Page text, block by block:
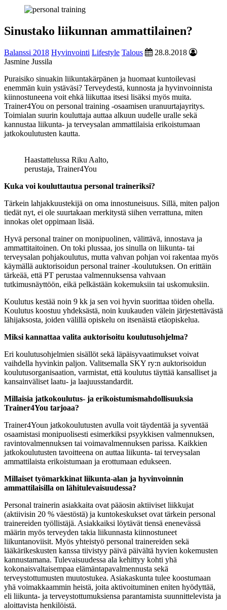
Sinustako liikunnan ammattilainen?
Balanssi 2018 Hyvinvointi Lifestyle Talous
28.8.2018
Jasmine Jussila
Puraisiko sinuakin liikuntakärpänen ja huomaat kuntoilevasi
enemmän kuin ystäväsi? Terveydestä, kunnosta ja hyvinvoinnista
kiinnostuneena voit ehkä liikuttaa itsesi lisäksi myös muita.
Trainer4You on personal training -osaamisen uranuurtajayritys.
Toimialan suurin kouluttaja auttaa alkuun uudelle uralle sekä
kannustaa liikunta- ja terveysalan ammattilaisia erikoistumaan
jatkokoulutusten kautta.
Haastattelussa Riku Aalto,
perustaja, Trainer4You
Kuka voi kouluttautua personal traineriksi?
Tärkein lahjakkuustekijä on oma innostuneisuus. Sillä, miten paljon
tiedät nyt, ei ole suurtakaan merkitystä siihen verrattuna, miten
innokas olet oppimaan lisää.
Hyvä personal trainer on monipuolinen, välittävä, innostava ja
ammattitaitoinen. On toki plussaa, jos sinulla on liikunta- tai
terveysalan pohjakoulutus, mutta vahvan pohjan voi rakentaa myös
käymällä auktorisoidun personal trainer -koulutuksen. On erittäin
tärkeää, että PT perustaa valmennuksensa vahvaan
tutkimusnäyttöön, eikä pelkästään kokemuksiin tai uskomuksiin.
Koulutus kestää noin 9 kk ja sen voi hyvin suorittaa töiden ohella.
Koulutus koostuu yhdeksästä, noin kuukauden välein järjestettävästä
lähijaksosta, joiden välillä opiskelu on itsenäistä etäopiskelua.
Miksi kannattaa valita auktorisoitu koulutusohjelma?
Eri koulutusohjelmien sisällöt sekä läpäisyvaatimukset voivat
vaihdella hyvinkin paljon. Valitsemalla SKY ry:n auktorisoidun
koulutusorganisaation, varmistat, että koulutus täyttää kansalliset ja
kansainväliset laatu- ja laajuusstandardit.
Millaisia jatkokoulutus- ja erikoistumismahdollisuuksia
Trainer4You tarjoaa?
Trainer4Youn jatkokoulutusten avulla voit täydentää ja syventää
osaamistasi monipuolisesti esimerkiksi psyykkisen valmennuksen,
ravintovalmennuksen tai voimavalmennuksen parissa. Kaikkien
jatkokoulutusten tavoitteena on auttaa liikunta- tai terveysalan
ammattilaista erikoistumaan ja erottumaan edukseen.
Millaiset työmarkkinat liikunta-alan ja hyvinvoinnin
ammattilaisilla on lähitulevaisuudessa?
Personal trainerin asiakkaita ovat pääosin aktiiviset liikkujat
(aktiivisin 20 % väestöstä) ja kuntokeskukset ovat tärkein personal
trainereiden työllistäjä. Asiakkaiksi löytävät tiensä enenevässä
määrin myös terveyden takia liikunnasta kiinnostuneet
liikuntanoviisit. Myös yhteistyö personal trainereiden sekä
lääkärikeskusten kanssa tiivistyy päivä päivältä hyvien kokemusten
kannustamana. Tulevaisuudessa ala kehittyy kohti yhä
kokonaisvaltaisempaa elämäntapavalmennusta sekä
terveystottumusten muutostukea. Asiakaskunta tulee koostumaan
yhä voimakkaammin heistä, joita aktivoituminen eniten hyödyttää,
eli liikunta- ja terveystottumuksiensa parantamista suunnittelevista ja
aloittavista henkilöistä.